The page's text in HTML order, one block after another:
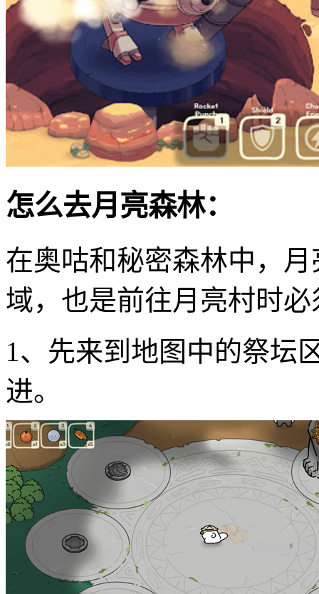
怎么去月亮森林：
在奥咕和秘密森林中，
域，也是前往月亮村时
1、先来到地图中的祭坛
进。